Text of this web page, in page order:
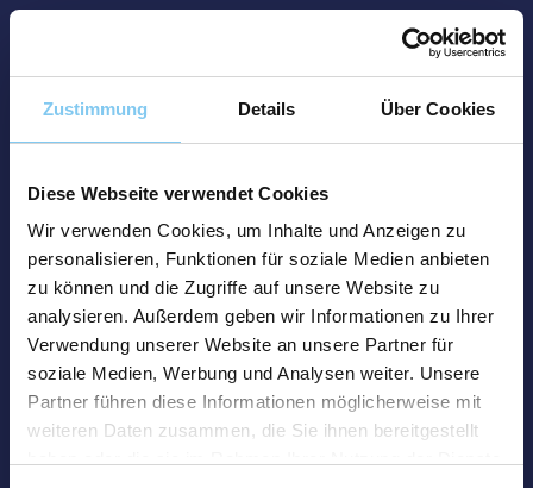
Zustimmung Details Über Cookies
Diese Webseite verwendet Cookies
Wir verwenden Cookies, um Inhalte und Anzeigen zu
personalisieren, Funktionen für soziale Medien anbieten
zu können und die Zugriffe auf unsere Website zu
analysieren. Außerdem geben wir Informationen zu Ihrer
Verwendung unserer Website an unsere Partner für
soziale Medien, Werbung und Analysen weiter. Unsere
Partner führen diese Informationen möglicherweise mit
weiteren Daten zusammen, die Sie ihnen bereitgestellt